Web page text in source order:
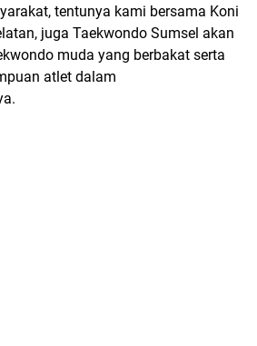
tentunya kami bersama Koni
juga Taekwondo Sumsel akan
muda yang berbakat serta
atlet dalam